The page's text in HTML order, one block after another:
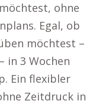
ohne
Egal, ob
möchtest –
in 3 Wochen
Ein flexibler
Zeitdruck in